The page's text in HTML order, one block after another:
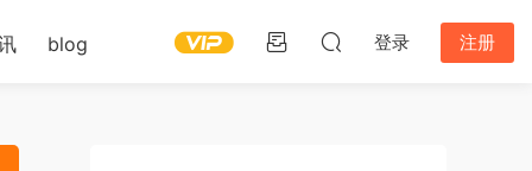
blog 登录 注册